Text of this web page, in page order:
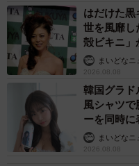
はだけた
世を風靡
殻ビキニ
まいどな
2026.08.08
韓国グラ
風シャツ
ーを同時に
まいどな
2026.08.08